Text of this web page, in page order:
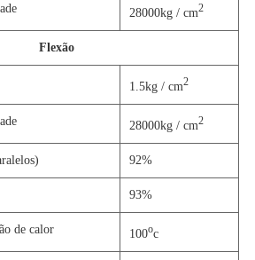
28000kg / cm2
Flexão
1.5kg / cm2
28000kg / cm2
92%
93%
de calor 100oc